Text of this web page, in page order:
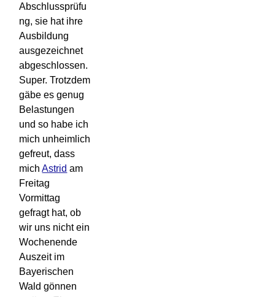
Abschlussprüfu
ng, sie hat ihre
Ausbildung
ausgezeichnet
abgeschlossen.
Super. Trotzdem
gäbe es genug
Belastungen
und so habe ich
mich unheimlich
gefreut, dass
michAstrid am
Freitag
Vormittag
gefragt hat, ob
wir uns nicht ein
Wochenende
Auszeit im
Bayerischen
Wald gönnen